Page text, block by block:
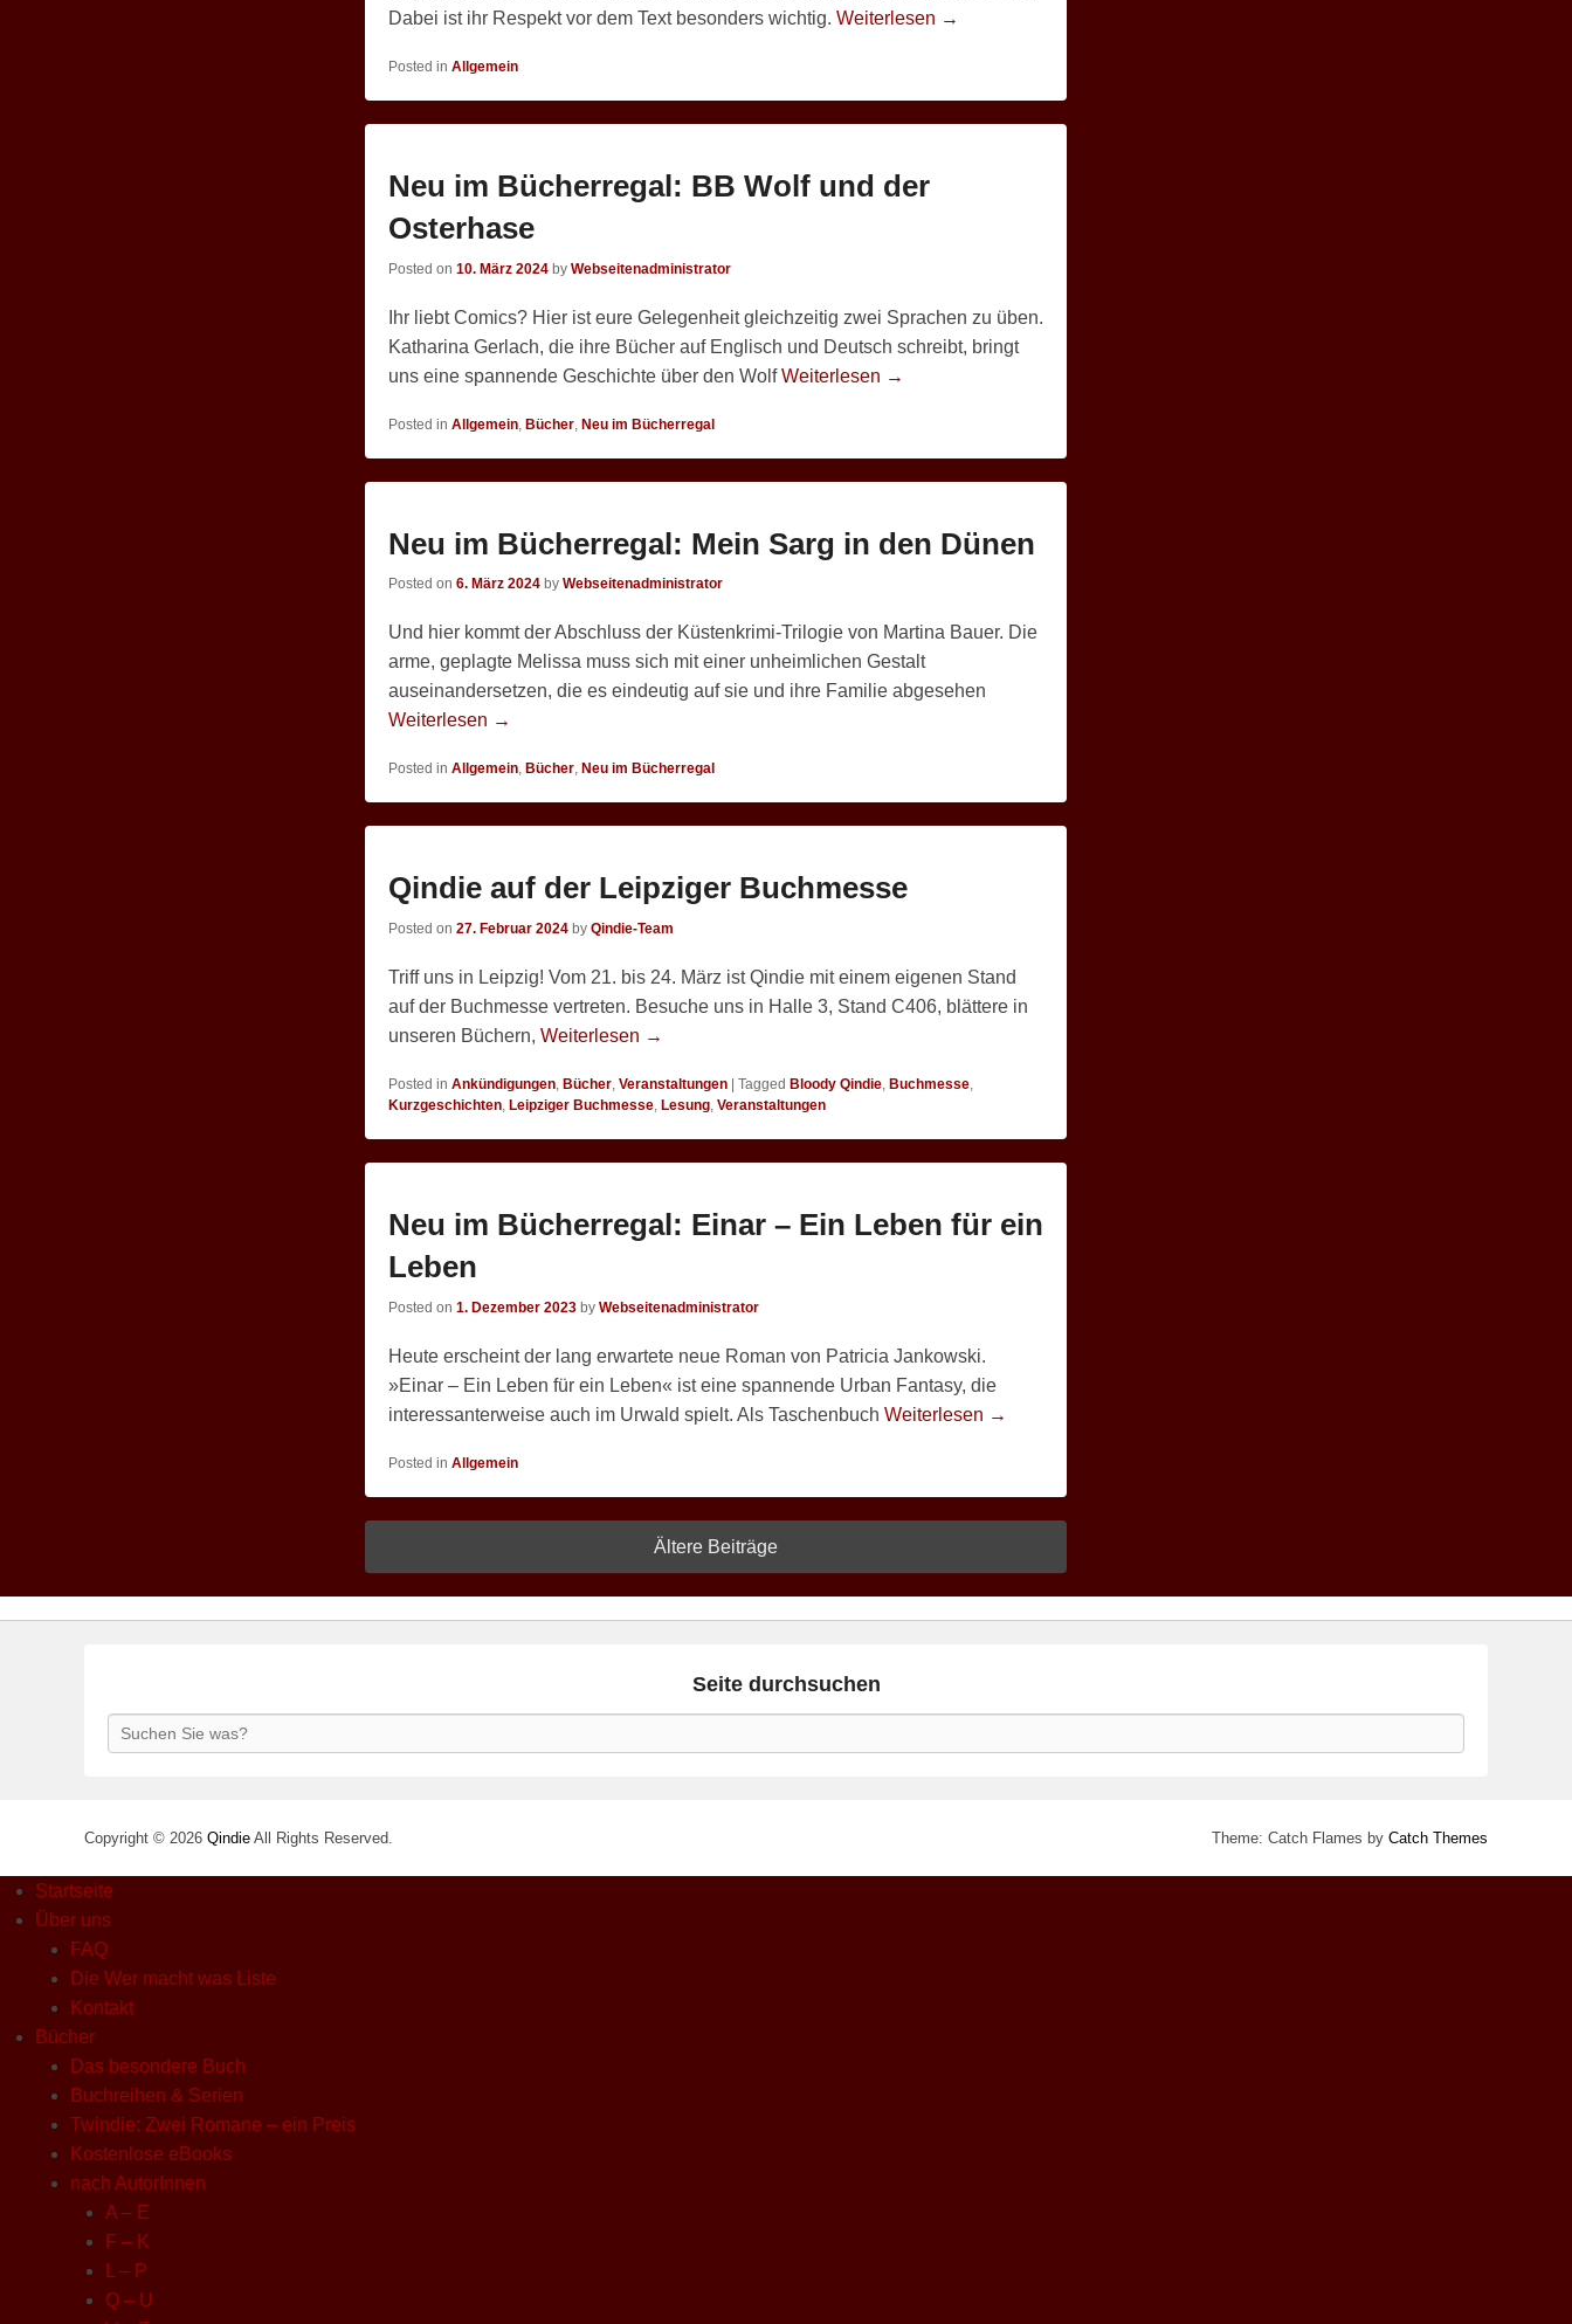
Dabei ist ihr Respekt vor dem Text besonders wichtig. Weiterlesen →
Posted in Allgemein
Neu im Bücherregal: BB Wolf und der
Osterhase
Posted on 10. März 2024 by Webseitenadministrator
Ihr liebt Comics? Hier ist eure Gelegenheit gleichzeitig zwei Sprachen zu üben.
Katharina Gerlach, die ihre Bücher auf Englisch und Deutsch schreibt, bringt
uns eine spannende Geschichte über den WolfWeiterlesen →
Posted in Allgemein Bücher Neu im Bücherregal
Neu im Bücherregal: Mein Sarg in den Dünen
Posted on 6. März 2024 by Webseitenadministrator
Und hier kommt der Abschluss der Küstenkrimi-Trilogie von Martina Bauer. Die
arme, geplagte Melissa muss sich mit einer unheimlichen Gestalt
auseinandersetzen, die es eindeutig auf sie und ihre Familie abgesehen
Weiterlesen →
Posted in Allgemein, Bücher, Neu im Bücherregal
Qindie auf der Leipziger Buchmesse
Posted on 27. Februar 2024 by Qindie-Team
Triff uns in Leipzig! Vom 21. bis 24. März ist Qindie mit einem eigenen Stand
auf der Buchmesse vertreten. Besuche uns in Halle 3, Stand C406, blättere in
unseren Büchern, Weiterlesen →
Posted in Ankündigungen, Bücher, Veranstaltungen Tagged Bloody Qindie, Buchmesse,
Kurzgeschichten, Leipziger Buchmesse, Lesung, Veranstaltungen
Neu im Bücherregal: Einar – Ein Leben für ein
Leben
Posted on 1. Dezember 2023 by Webseitenadministrator
Heute erscheint der lang erwartete neue Roman von Patricia Jankowski.
»Einar – Ein Leben für ein Leben« ist eine spannende Urban Fantasy, die
interessanterweise auch im Urwald spielt. Als Taschenbuch Weiterlesen →
Posted in Allgemein
Ältere Beiträge
Seite durchsuchen
Search
Copyright © 2026 Qindie All Rights Reserved. Theme: Catch Flames by Catch Themes
Startseite
Über uns
FAQ
Die Wer macht was Liste
Kontakt
Bücher
Das besondere Buch
Buchreihen & Serien
Twindie: Zwei Romane – ein Preis
Kostenlose eBooks
nach AutorInnen
A – E
F – K
L – P
Q – U